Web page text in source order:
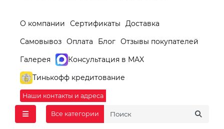
О компании Сертификаты
Доставка
Самовывоз Оплата Блог Отзывы покупателей
Галерея
Консультация в MAX
Тинькофф кредитование
Наши контакты и адреса
Все категории